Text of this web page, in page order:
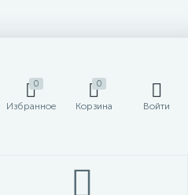
0
Избранное
0
Корзина Войти